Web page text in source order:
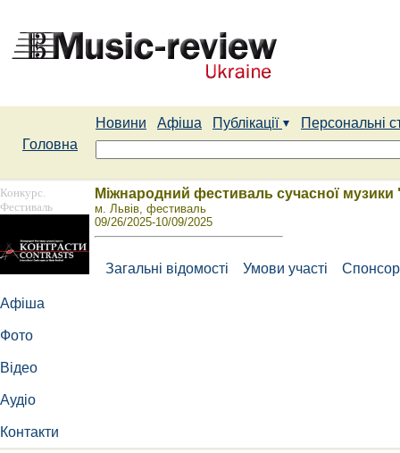
Новини Афіша Публікації
Персональні
Головна
Конкурс.
Фестиваль
Афіша
Фото
Відео
Аудіо
Контакти
Міжнародний фестиваль сучасної
м. Львів, фестиваль
09/26/2025-10/09/2025
Загальні відомості Умови участі